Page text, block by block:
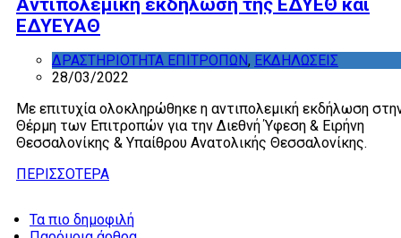
ΕΔΥΕΥΑΘ
ΔΡΑΣΤΗΡΙΟΤΗΤΑ ΕΠΙΤΡΟΠΩΝ, ΕΚΔΗΛΩΣΕΙΣ
28/03/2022
Με επιτυχία ολοκληρώθηκε η αντιπολεμική εκδήλωση
Θέρμη των Επιτροπών για την Διεθνή Ύφεση & Ειρήνη
Θεσσαλονίκης & Υπαίθρου Ανατολικής Θεσσαλονίκης.
ΠΕΡΙΣΣΟΤΕΡΑ
Τα πιο δημοφιλή